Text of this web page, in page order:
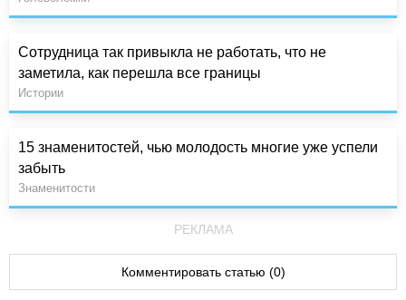
Сотрудница так привыкла не работать, что не
заметила, как перешла все границы
Истории
15 знаменитостей, чью молодость многие уже успели
забыть
Знаменитости
РЕКЛАМА
Комментировать статью (0)